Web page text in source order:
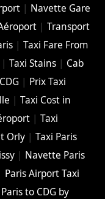
| Navette Gare
| Transport
| Taxi Fare From
|Taxi Stains | Cab
| Prix Taxi
|Taxi Cost in
|Taxi
Orly |Taxi Paris
| Navette Paris
Paris Airport Taxi
Paris to CDG by